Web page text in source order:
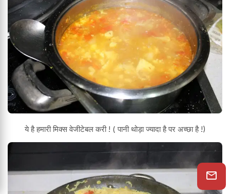
ये है हमारी मिक्स वेजीटेबल करी ! ( पानी थोड़ा ज्यादा है पर अच्छा है !)